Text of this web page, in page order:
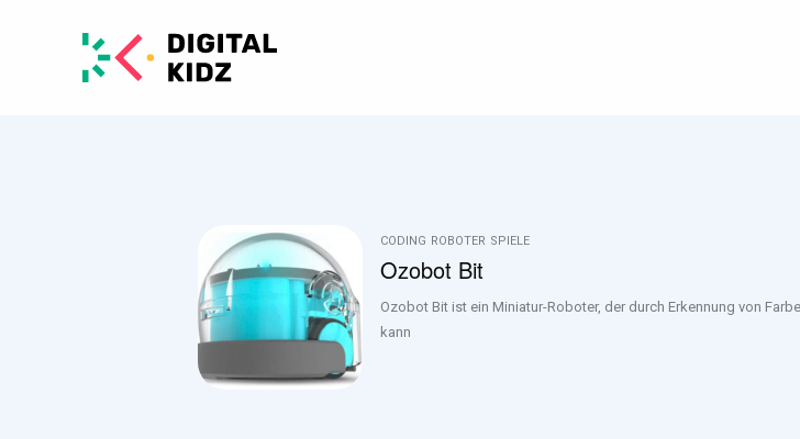
CODING ROBOTER SPIELE
Ozobot Bit
Ozobot Bit ist ein Miniatur-Roboter, der durch Erkennung von
kann